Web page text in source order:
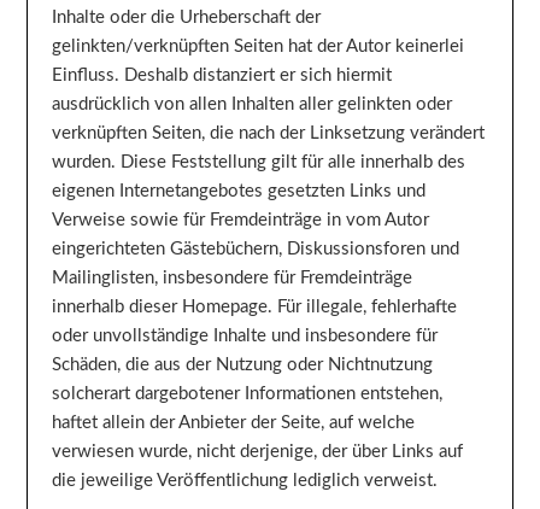
Inhalte oder die Urheberschaft der
gelinkten/verknüpften Seiten hat der Autor keinerlei
Einfluss. Deshalb distanziert er sich hiermit
ausdrücklich von allen Inhalten aller gelinkten oder
verknüpften Seiten, die nach der Linksetzung verändert
wurden. Diese Feststellung gilt für alle innerhalb des
eigenen Internetangebotes gesetzten Links und
Verweise sowie für Fremdeinträge in vom Autor
eingerichteten Gästebüchern, Diskussionsforen und
Mailinglisten, insbesondere für Fremdeinträge
innerhalb dieser Homepage. Für illegale, fehlerhafte
oder unvollständige Inhalte und insbesondere für
Schäden, die aus der Nutzung oder Nichtnutzung
solcherart dargebotener Informationen entstehen,
haftet allein der Anbieter der Seite, auf welche
verwiesen wurde, nicht derjenige, der über Links auf
die jeweilige Veröffentlichung lediglich verweist.